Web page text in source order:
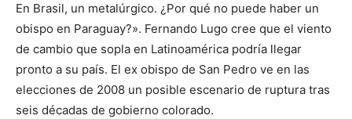
En Brasil, un metalúrgico. ¿Por qué no puede haber un
obispo en Paraguay?». Fernando Lugo cree que el viento
de cambio que sopla en Latinoamérica podría llegar
pronto a su país. El ex obispo de San Pedro ve en las
elecciones de 2008 un posible escenario de ruptura tras
seis décadas de gobierno colorado.